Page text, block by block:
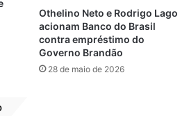
sinceras condolências
e colegas, para que
Othelino Neto e Rodrigo Lago
acionam Banco do Brasil
contra empréstimo do
Governo Brandão
28 de maio de 2026